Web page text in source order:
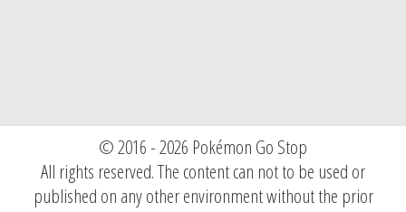
© 2016 - 2026 Pokémon Go Stop
All rights reserved. The content can not to be used or
published on any other environment without the prior